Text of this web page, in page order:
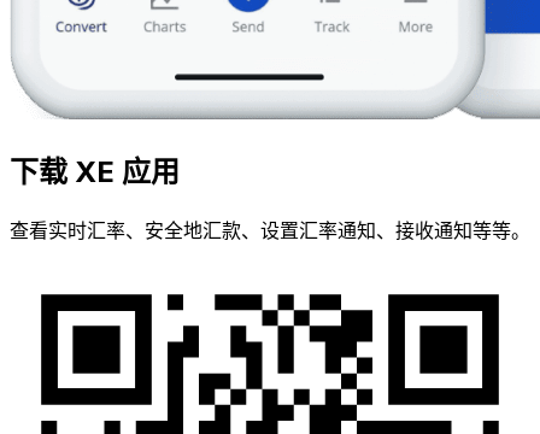
下载 XE 应用
查看实时汇率、安全地汇款、设置汇率通知、接收通知等等。